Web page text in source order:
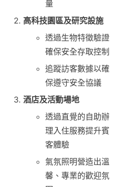
量
高科技園區及研究設施
透過生物特徵驗證
確保安全存取控制
追蹤訪客數據以確
保遵守安全協議
酒店及活動場地
透過直覺的自助辦
理入住服務提升賓
客體驗
氣氛照明營造出溫
馨、專業的歡迎氛